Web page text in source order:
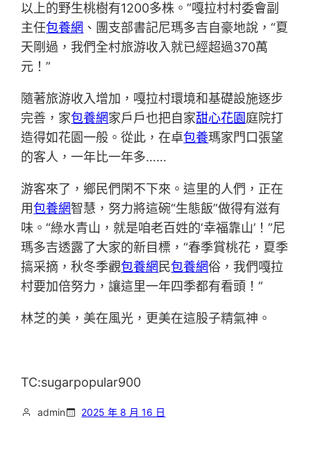
以上的野生桃樹有1200多株。”嘎拉村村委會副
主任包養網 、團支部書記尼瑪多吉自豪地說，“夏
天剛過，我們全村旅游收入就已經超過370萬
元！”
隨著旅游收入增加，嘎拉村環境和基礎設施逐步
完善，家包養網家戶戶也把自家甜心花園庭院打
造得如花園一般。從此，在卓包養瑪家門口張望
的客人，一年比一年多……
游客來了，鄉民們閑不下來。這里的人們，正在
用包養網智慧，努力將這碗“生態飯”做得有滋有
味。“綠水青山，就是咱老百姓的‘幸福靠山’！”尼
瑪多吉透露了大家的新目標，“春季賞桃花，夏季
搞采摘，秋冬季觀包養網 民包養網俗，我們嘎拉
村要加倍努力，讓這里一年四季都有看頭！”
林芝的美，美在風光，更美在這股子精氣神。
TC:sugarpopular900
admin 2025 年 8 月 16 日